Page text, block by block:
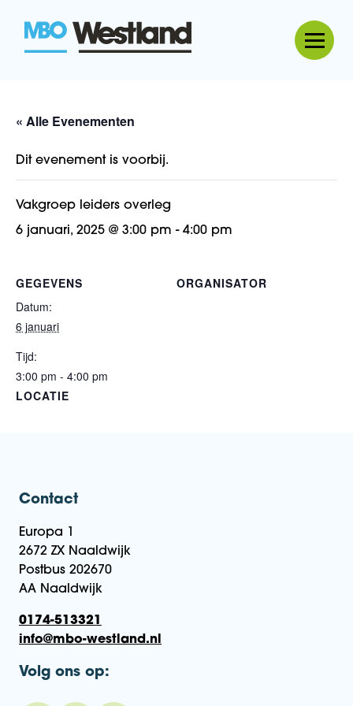
MBO Westland
« Alle Evenementen
Dit evenement is voorbij.
Vakgroep leiders overleg
6 januari, 2025 @ 3:00 pm - 4:00 pm
GEGEVENS
Datum:
6 januari
Tijd:
3:00 pm - 4:00 pm
LOCATIE
ORGANISATOR
Contact
Europa 1
2672 ZX Naaldwijk
Postbus 202670
AA Naaldwijk
0174-513321
info@mbo-westland.nl
Volg ons op: